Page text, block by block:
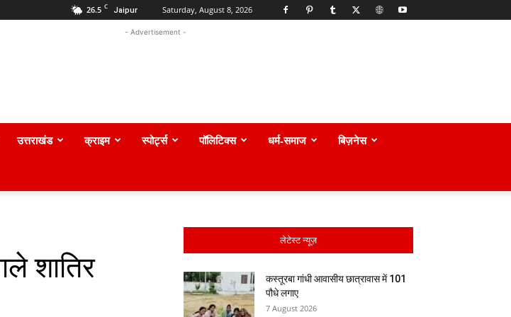
26.5 C Jaipur Saturday, August 8, 2026
- Advertisement -
उत्तराखंड क्राइम स्पोर्ट्स पॉलिटिक्स धर्म-समाज बिज़नेस
शातिर
लेटेस्ट न्यूज़
कस्तूरबा गांधी आवासीय छात्रावास में 101
पौधे लगाए
7 August 2026